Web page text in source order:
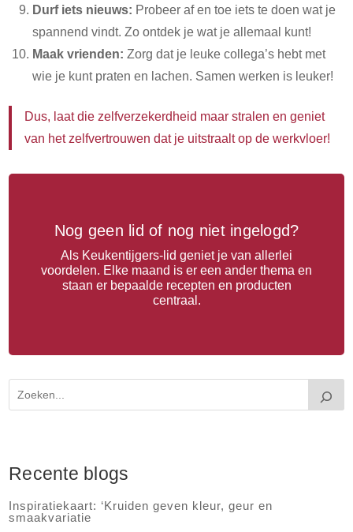
Durf iets nieuws: Probeer af en toe iets te doen wat je
spannend vindt. Zo ontdek je wat je allemaal kunt!
Maak vrienden: Zorg dat je leuke collega’s hebt met
wie je kunt praten en lachen. Samen werken is leuker!
Dus, laat die zelfverzekerdheid maar stralen en geniet
van het zelfvertrouwen dat je uitstraalt op de werkvloer!
Nog geen lid of nog niet ingelogd?
Als Keukentijgers-lid geniet je van allerlei
voordelen. Elke maand is er een ander thema en
staan er bepaalde recepten en producten
centraal.
Recente blogs
Inspiratiekaart: ‘Kruiden geven kleur, geur en
smaakvariatie